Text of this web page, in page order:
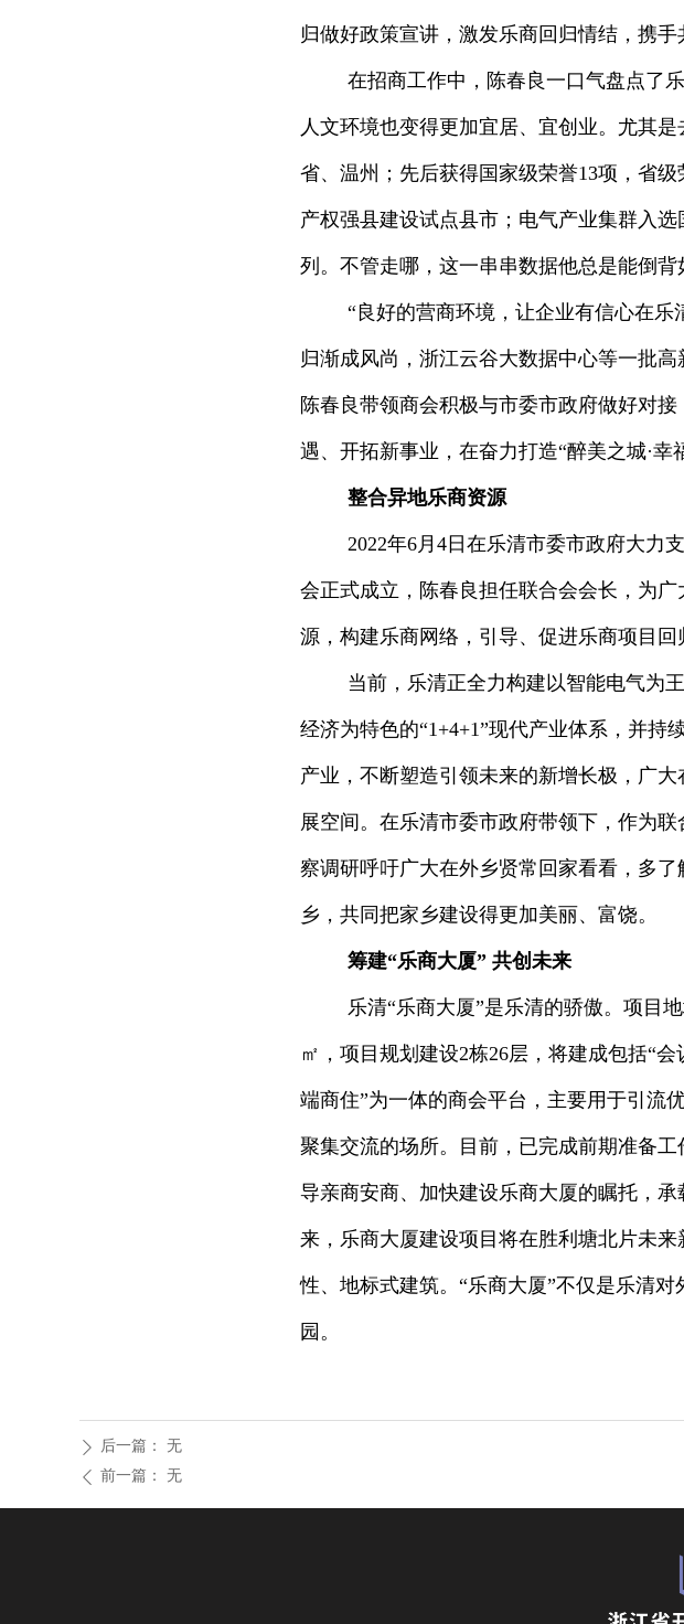
归做好政策宣讲，激发乐商回归情结，携手
在招商工作中，陈春良一口气盘点了
人文环境也变得更加宜居、宜创业。尤其
省、温州；先后获得国家级荣誉13项，省
产权强县建设试点县市；电气产业集群入
列。不管走哪，这一串串数据他总是能倒背
“良好的营商环境，让企业有信心在
归渐成风尚，浙江云谷大数据中心等一批
陈春良带领商会积极与市委市政府做好对
遇、开拓新事业，在奋力打造“醉美之城·幸
整合异地乐商资源
2022年6月4日在乐清市委市政府大力
会正式成立，陈春良担任联合会会长，为
源，构建乐商网络，引导、促进乐商项目回
当前，乐清正全力构建以智能电气为
经济为特色的“1+4+1”现代产业体系，并持
产业，不断塑造引领未来的新增长极，广
展空间。在乐清市委市政府带领下，作为
察调研呼吁广大在外乡贤常回家看看，多
乡，共同把家乡建设得更加美丽、富饶。
筹建“乐商大厦” 共创未来
乐清“乐商大厦”是乐清的骄傲。项目
㎡，项目规划建设2栋26层，将建成包括“
端商住”为一体的商会平台，主要用于引流
聚集交流的场所。目前，已完成前期准备
导亲商安商、加快建设乐商大厦的瞩托，
来，乐商大厦建设项目将在胜利塘北片未
性、地标式建筑。“乐商大厦”不仅是乐清
园。
ꄴ 前一篇： 无
ꄲ 后一篇： 无